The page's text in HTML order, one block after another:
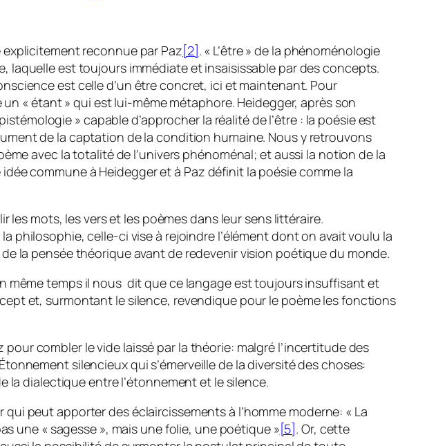
explicitement reconnue par Paz[2]. « L’être » de la phénoménologie
laquelle est toujours immédiate et insaisissable par des concepts.
est celle d’un être concret, ici et maintenant. Pour
« étant » qui est lui-même métaphore. Heidegger, après son
» capable d’approcher la réalité de l’être : la poésie est
de la captation de la condition humaine. Nous y retrouvons
avec la totalité de l’univers phénoménal; et aussi la notion de la
commune à Heidegger et à Paz définit la poésie comme la
mots, les vers et les poèmes dans leur sens littéraire.
philosophie, celle-ci vise à rejoindre l’élément dont on avait voulu la
la pensée théorique avant de redevenir vision poétique du monde.
même temps il nous dit que ce langage est toujours insuffisant et
et, surmontant le silence, revendique pour le poème les fonctions
combler le vide laissé par la théorie: malgré l’incertitude des
Étonnement silencieuxqui s’émerveille de la diversité des choses:
la dialectique entre l’étonnement et le silence.
peut apporter des éclaircissements à l’homme moderne: « La
une « sagesse », mais une folie, une poétique »[5]. Or, cette